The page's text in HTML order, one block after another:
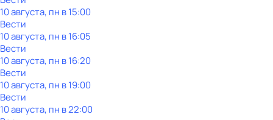
10 августа, пн в 15:00
Вести
10 августа, пн в 16:05
Вести
10 августа, пн в 16:20
Вести
10 августа, пн в 19:00
Вести
10 августа, пн в 22:00